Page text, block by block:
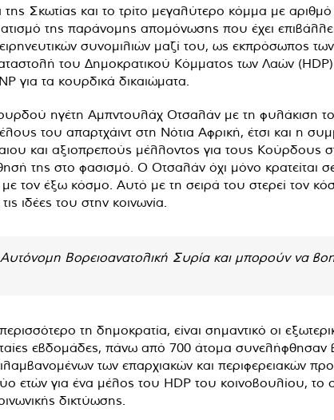
Σκωτίας και το τρίτο μεγαλύτερο κόμμα με
της παράνομης απομόνωσης που έχει
συνομιλιών μαζί του, ως εκπρόσωπος
του Δημοκρατικού Κόμματος των Λαών
για τα κουρδικά δικαιώματα.
ηγέτη Αμπντουλάχ Οτσαλάν με τη
του απαρτχάιντ στη Νότια Αφρική, έτσι και η
και αξιοπρεπούς μέλλοντος για τους Κούρδους
της στο φασισμό. Ο Οτσαλάν όχι μόνο κρατείται
τον έξω κόσμο. Αυτό με τη σειρά του στερεί τον
ιδέες του στην κοινωνία.
Αυτόνομη Βορειοανατολική Συρία και μπορούν να
τη δημοκρατία, είναι σημαντικό οι
εβδομάδες, πάνω από 700 άτομα συνελήφθησαν
των επαρχιακών και περιφερειακών
ετών για ένα μέλος του HDP του κοινοβουλίου, το
δικτύωσης.